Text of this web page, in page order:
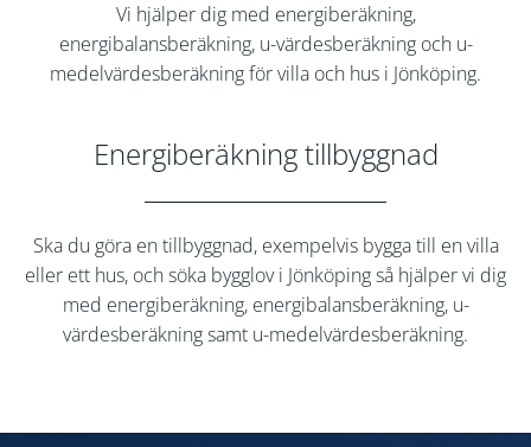
Vi hjälper dig med energiberäkning,
energibalansberäkning, u-värdesberäkning och u-
medelvärdesberäkning för villa och hus i Jönköping.
Energiberäkning tillbyggnad
Ska du göra en tillbyggnad, exempelvis bygga till en villa
eller ett hus, och söka bygglov i Jönköping så hjälper vi dig
med energiberäkning, energibalansberäkning, u-
värdesberäkning samt u-medelvärdesberäkning.